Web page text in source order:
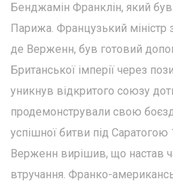
Бенджамін Франклін, який
Парижа. Французький міністр
де Верженн, був готовий
Британської імперії через
уникнув відкритого союзу
продемонстрували свою
успішної битви під
Верженн вирішив, що настав
втручання. Франко-